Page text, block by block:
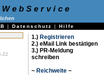
| Datenschutz | Hilfe
22
1.) Registrieren
2.) eMail Link bestätigen
3.) PR-Meldung
schreiben
~ Reichweite ~